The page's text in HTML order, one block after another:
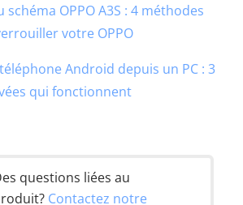
OPPO A3S : 4 méthodes
votre OPPO
Android depuis un PC : 3
qui fonctionnent
questions liées au
Contactez notre